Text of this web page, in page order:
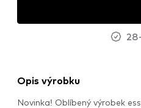
Opis výrobku
Novinka! Oblíbený výrobek